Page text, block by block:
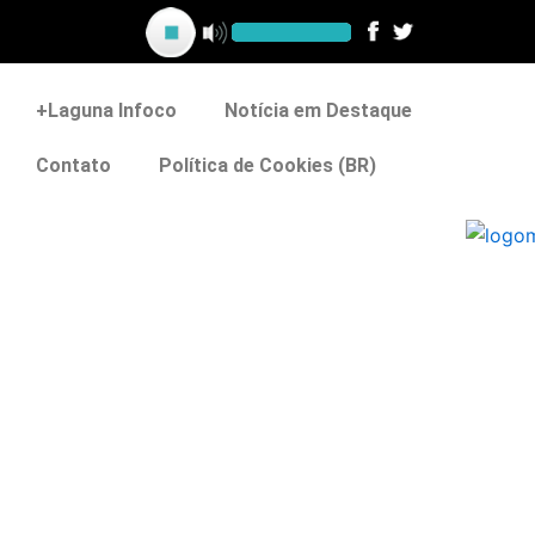
conteúdo
+Laguna Infoco Notícia em Destaque
Contato Política de Cookies (BR)